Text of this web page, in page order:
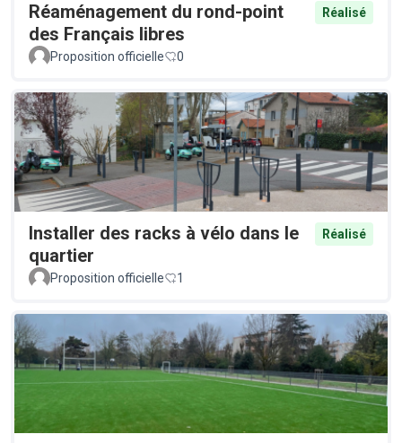
Réaménagement du rond-point
des Français libres
Réalisé
Proposition officielle 0
Installer des racks à vélo dans le
quartier
Réalisé
Proposition officielle 1